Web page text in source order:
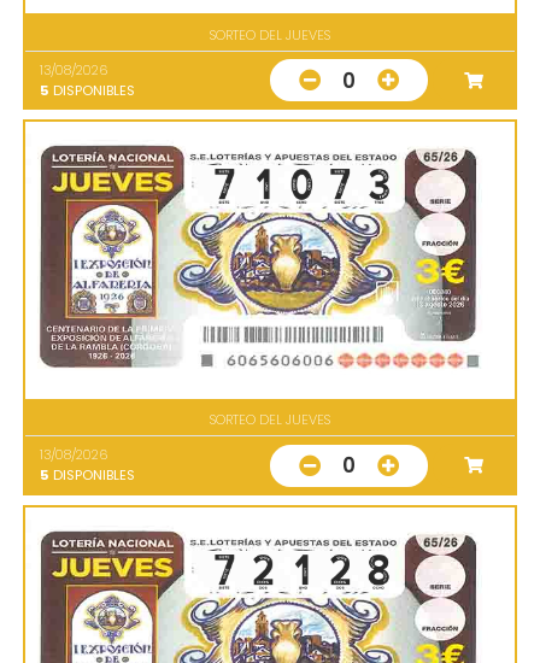
SORTEO DEL JUEVES
13/08/2026
5 DISPONIBLES 0
SORTEO DEL JUEVES
13/08/2026
5 DISPONIBLES 0